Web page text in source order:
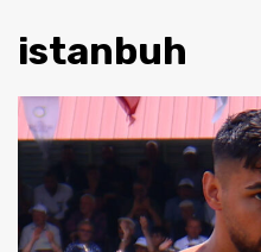
istanbuh